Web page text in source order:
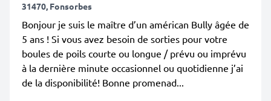
31470, Fonsorbes
Bonjour je suis le maître d’un américan Bully âgée de
5 ans ! Si vous avez besoin de sorties pour votre
boules de poils courte ou longue / prévu ou imprévu
à la dernière minute occasionnel ou quotidienne j’ai
de la disponibilité! Bonne promenad...